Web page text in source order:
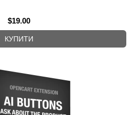
$19.00
КУПИТИ